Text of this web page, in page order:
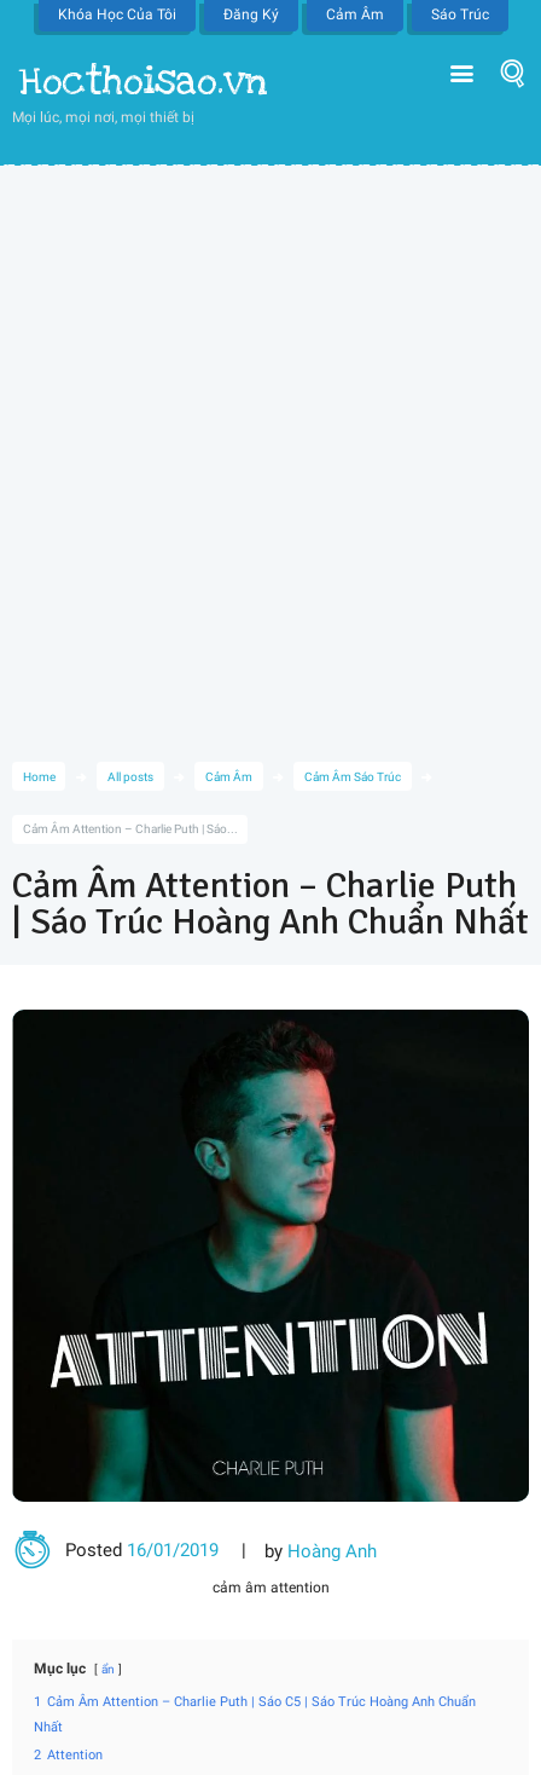
Khóa Học Của Tôi Đăng Ký Cảm Âm Sáo Trúc
Hocthoisao.vn
Mọi lúc, mọi nơi, mọi thiết bị
Home All posts Cảm Âm Cảm Âm Sáo Trúc
Cảm Âm Attention – Charlie Puth | Sáo...
Cảm Âm Attention – Charlie Puth
| Sáo Trúc Hoàng Anh Chuẩn Nhất
Posted 16/01/2019 by Hoàng Anh
cảm âm attention
Mục lục ẩn
1 Cảm Âm Attention – Charlie Puth | Sáo C5 | Sáo Trúc Hoàng Anh Chuẩn
Nhất
2 Attention